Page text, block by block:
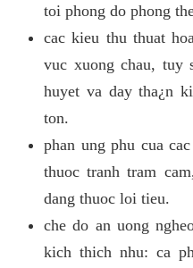
toi phong do phong
cac kieu thu thuat
vuc xuong chau, tuy
huyet va day tha¿n
ton.
phan ung phu cua
thuoc tranh tram
dang thuoc loi tieu.
che do an uong
kich thich nhu: ca